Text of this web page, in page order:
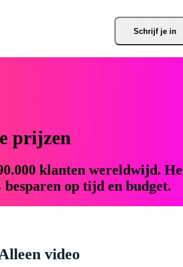
Schrijf je in
prijzen
klanten wereldwijd.
op tijd en budget.
video